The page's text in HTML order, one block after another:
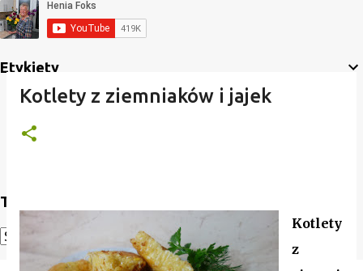
Etykiety
Translate
Powered by Translate
Kotlety z ziemniaków i jajek
Kotlety
z